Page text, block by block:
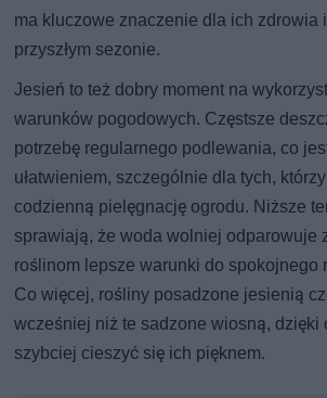
ma kluczowe znaczenie dla ich zdrowia
przyszłym sezonie.
Jesień to też dobry moment na
warunków pogodowych. Częstsze
potrzebę regularnego podlewania, co
ułatwieniem, szczególnie dla tych,
codzienną pielęgnację ogrodu. Niższe
sprawiają, że woda wolniej odparowuje
roślinom lepsze warunki do spokojnego
Co więcej, rośliny posadzone jesienią
wcześniej niż te sadzone wiosną, dzięki
szybciej cieszyć się ich pięknem.